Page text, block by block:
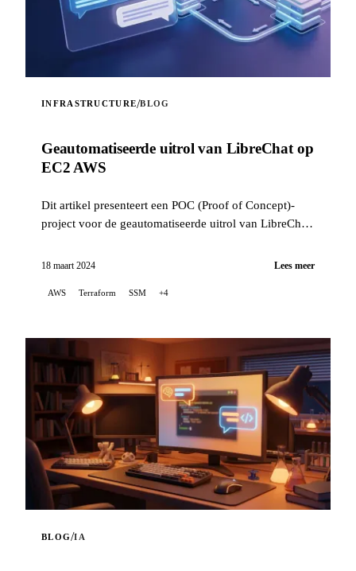
INFRASTRUCTURE/BLOG
Geautomatiseerde uitrol van LibreChat op
EC2 AWS
Dit artikel presenteert een POC (Proof of Concept)-
project voor de geautomatiseerde uitrol van LibreChat
infrastructuur te orkestreren...
18 maart 2024 Lees meer
AWS Terraform SSM +4
BLOG/IA